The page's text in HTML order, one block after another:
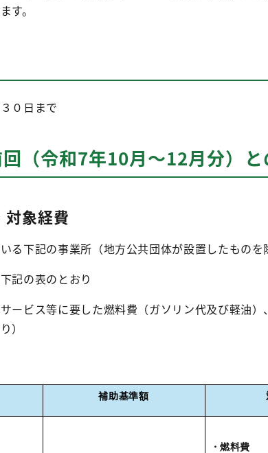
す。
０日まで
（令和7年10月～12月分）と
象経費
下記の事業所（地方公共団体が設置したものを
の表のとおり
ービス等に要した燃料費（ガソリン代及び軽油）
）
補助基準額
・燃料費